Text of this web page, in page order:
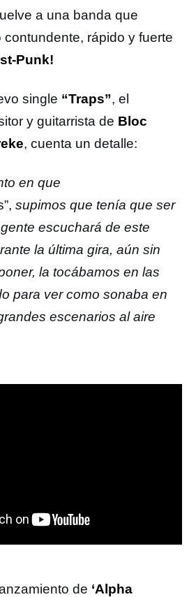
a una banda que
contundente, rápido y fuerte
Punk!
single “Traps”, el
y guitarrista de Bloc
, cuenta un detalle:
en que
supimos que tenía que ser
escuchará de este
la última gira, aún sin
la tocábamos en las
para ver como sonaba en
escenarios al aire
de ‘Alpha